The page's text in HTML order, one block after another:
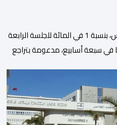
ارتفعت أسعار الذهب، اليوم الخميس، بنسبة 1 في المائة للجلسة الرابعة
في سبعة أسابيع، مدعومة بتراجع
أعلى مستوى له منذ 18 يونيو الماضي، فيما ارتفعت العقود